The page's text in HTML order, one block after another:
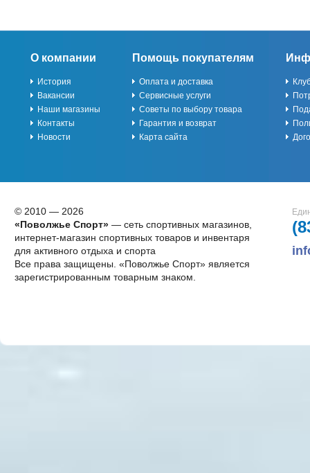
О компании
История
Вакансии
Наши магазины
Контакты
Новости
Помощь покупателям
Оплата и доставка
Сервисные услуги
Советы по выбору товара
Гарантия и возврат
Карта сайта
© 2010 — 2026
«Поволжье Спорт»— сеть спортивных магазинов,
интернет-магазин спортивных товаров и инвентаря
для активного отдыха и спорта
Все права защищены. «Поволжье Спорт» является
зарегистрированным товарным знаком.